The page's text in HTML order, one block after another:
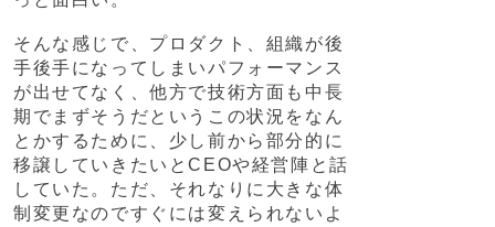
そんな感じで、プロダクト、組織が後
手後手になってしまいパフォーマンス
が出せてなく、他方で技術方面も中長
期でまずそうだというこの状況をなん
とかするために、少し前から部分的に
移譲していきたいとCEOや経営陣と話
していた。ただ、それなりに大きな体
制変更なのですぐには変えられないよ